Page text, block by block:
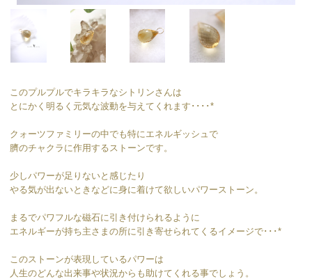
このプルプルでキラキラなシトリンさんは
とにかく明るく元気な波動を与えてくれます････*
クォーツファミリーの中でも特にエネルギッシュで
臍のチャクラに作用するストーンです。
少しパワーが足りないと感じたり
やる気が出ないときなどに身に着けて欲しいパワーストーン。
まるでパワフルな磁石に引き付けられるように
エネルギーが持ち主さまの所に引き寄せられてくるイメージで･･･*
このストーンが表現しているパワーは
人生のどんな出来事や状況からも助けてくれる事でしょう。